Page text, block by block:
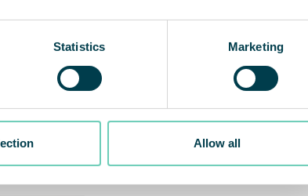
Statistics Marketing
Allow all
qui ont été placés à l’extérieur de
d’augmenter la capacité en fonction
peu saturé en produits fabriqués